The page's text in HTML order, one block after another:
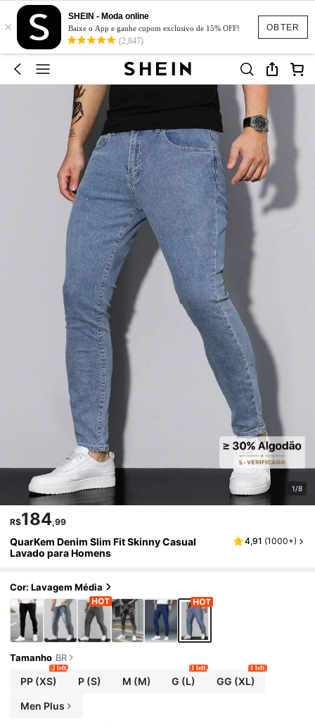
OBTER
×
SHEIN - Moda online
Baixe o App e ganhe cupom exclusivo de 15% OFF!
(2,847)
1/8
R$184,99
QuarKem Denim Slim Fit Skinny Casual
Lavado para Homens
4,91 (1000+)
Cor: Lavagem Média
Tamanho BR
PP(XS)
2 left
P(S) M (M) G (L)
1 left
GG (XL)
1 left
Men Plus